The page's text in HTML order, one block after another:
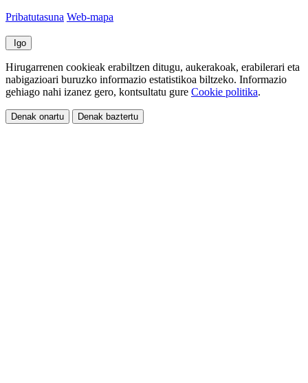
Pribatutasuna Web-mapa
Igo
Hirugarrenen cookieak erabiltzen ditugu, aukerakoak, erabilerari eta
nabigazioari buruzko informazio estatistikoa biltzeko. Informazio
gehiago nahi izanez gero, kontsultatu gure Cookie politika.
Denak onartu Denak baztertu